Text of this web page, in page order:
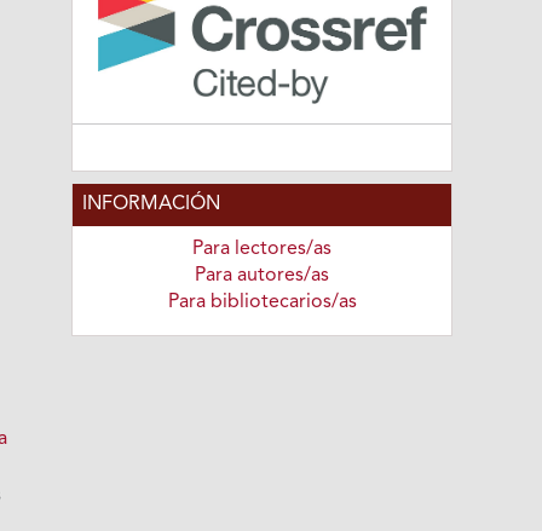
INFORMACIÓN
Para lectores/as
Para autores/as
Para bibliotecarios/as